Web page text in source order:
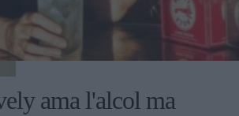
ama l'alcol ma